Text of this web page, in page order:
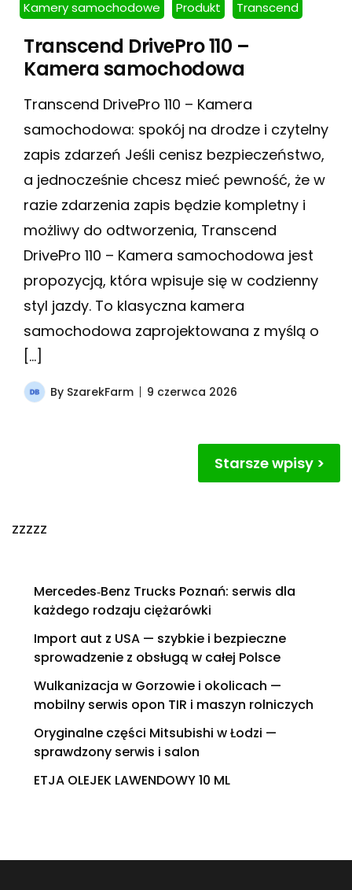
Kamery samochodowe Produkt Transcend
Transcend DrivePro 110 –
Kamera samochodowa
Transcend DrivePro 110 – Kamera
samochodowa: spokój na drodze i czytelny
zapis zdarzeń Jeśli cenisz bezpieczeństwo,
a jednocześnie chcesz mieć pewność, że w
razie zdarzenia zapis będzie kompletny i
możliwy do odtworzenia, Transcend
DrivePro 110 – Kamera samochodowa jest
propozycją, która wpisuje się w codzienny
styl jazdy. To klasyczna kamera
samochodowa zaprojektowana z myślą o
[…]
By SzarekFarm 9 czerwca 2026
Starsze wpisy
zzzzz
Mercedes‑Benz Trucks Poznań: serwis dla
każdego rodzaju ciężarówki
Import aut z USA — szybkie i bezpieczne
sprowadzenie z obsługą w całej Polsce
Wulkanizacja w Gorzowie i okolicach —
mobilny serwis opon TIR i maszyn rolniczych
Oryginalne części Mitsubishi w Łodzi —
sprawdzony serwis i salon
ETJA OLEJEK LAWENDOWY 10 ML